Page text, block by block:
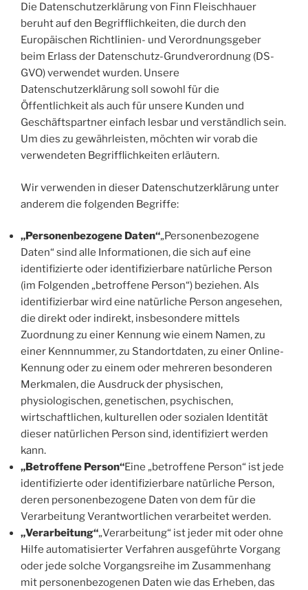
Die Datenschutzerklärung von Finn Fleischhauer
beruht auf den Begrifflichkeiten, die durch den
Europäischen Richtlinien- und Verordnungsgeber
beim Erlass der Datenschutz-Grundverordnung (DS-
GVO) verwendet wurden. Unsere
Datenschutzerklärung soll sowohl für die
Öffentlichkeit als auch für unsere Kunden und
Geschäftspartner einfach lesbar und verständlich sein.
Um dies zu gewährleisten, möchten wir vorab die
verwendeten Begrifflichkeiten erläutern.
Wir verwenden in dieser Datenschutzerklärung unter
anderem die folgenden Begriffe:
„Personenbezogene Daten“„Personenbezogene
Daten“ sind alle Informationen, die sich auf eine
identifizierte oder identifizierbare natürliche Person
(im Folgenden „betroffene Person“) beziehen. Als
identifizierbar wird eine natürliche Person angesehen,
die direkt oder indirekt, insbesondere mittels
Zuordnung zu einer Kennung wie einem Namen, zu
einer Kennnummer, zu Standortdaten, zu einer Online-
Kennung oder zu einem oder mehreren besonderen
Merkmalen, die Ausdruck der physischen,
physiologischen, genetischen, psychischen,
wirtschaftlichen, kulturellen oder sozialen Identität
dieser natürlichen Person sind, identifiziert werden
kann.
„Betroffene Person“Eine „betroffene Person“ ist jede
identifizierte oder identifizierbare natürliche Person,
deren personenbezogene Daten von dem für die
Verarbeitung Verantwortlichen verarbeitet werden.
„Verarbeitung“„Verarbeitung“ ist jeder mit oder ohne
Hilfe automatisierter Verfahren ausgeführte Vorgang
oder jede solche Vorgangsreihe im Zusammenhang
mit personenbezogenen Daten wie das Erheben, das